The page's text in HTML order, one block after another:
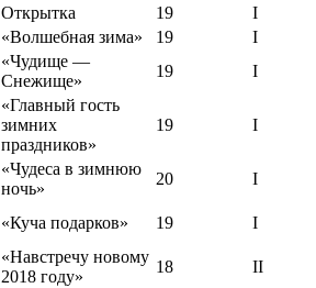
Открытка 19
I
«Волшебная зима» 19
I
«Чудище —
Снежище»
19 I
«Главный гость
зимних
праздников»
19 I
«Чудеса в зимнюю
ночь»
20 I
«Куча подарков» 19 I
«Навстречу новому
2018 году»
18 II